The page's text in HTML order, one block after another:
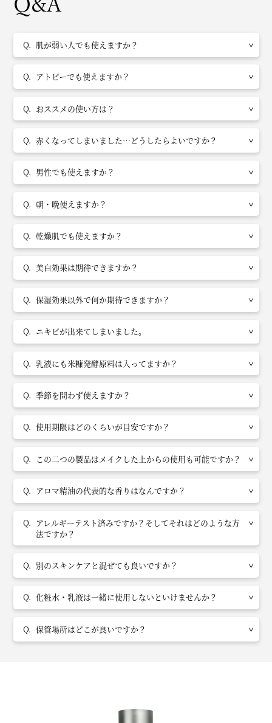
Q&A
肌が弱い人でも使えますか？
アトピーでも使えますか？
おススメの使い方は？
赤くなってしまいました…どうしたらよいですか？
男性でも使えますか？
朝・晩使えますか？
乾燥肌でも使えますか？
美白効果は期待できますか？
保湿効果以外で何か期待できますか？
ニキビが出来てしまいました。
乳液にも米糠発酵原料は入ってますか？
季節を問わず使えますか？
使用期限はどのくらいが目安ですか？
この二つの製品はメイクした上からの使用も可能ですか？
アロマ精油の代表的な香りはなんですか？
アレルギーテスト済みですか？そしてそれはどのような方
法ですか？
別のスキンケアと混ぜても良いですか？
化粧水・乳液は一緒に使用しないといけませんか？
保管場所はどこが良いですか？